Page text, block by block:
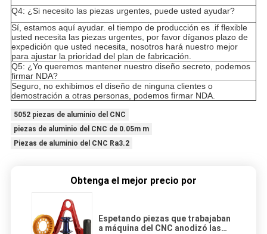
Q4: ¿Si necesito las piezas urgentes, puede usted ayudar?
Sí, estamos aquí ayudar. el tiempo de producción es .if flexible
usted necesita las piezas urgentes, por favor díganos plazo de
expedición que usted necesita, nosotros hará nuestro mejor
para ajustar la prioridad del plan de fabricación.
Q5: ¿Yo queremos mantener nuestro diseño secreto, podemos
firmar NDA?
Seguro, no exhibimos el diseño de ninguna clientes o
demostración a otras personas, podemos firmar NDA.
5052 piezas de aluminio del CNC
piezas de aluminio del CNC de 0.05m m
Piezas de aluminio del CNC Ra3.2
Obtenga el mejor precio por
Espetando piezas que trabajaban
a máquina del CNC anodizó las